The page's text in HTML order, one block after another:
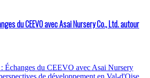
du CEEVO avec Asai Nursery Co., Ltd. autour